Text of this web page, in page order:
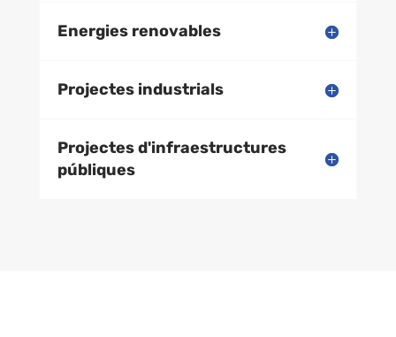
Energies renovables
Projectes industrials
Projectes d'infraestructures
públiques